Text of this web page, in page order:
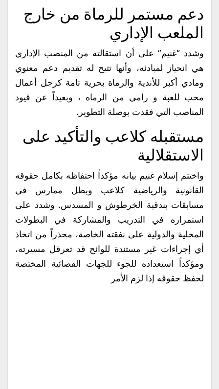
​دعم مستمر للرماة من خارج
الملعب الإداري
وشدد “غنيم” على أن استقالته من المنصب الإداري
هي انحياز لمبادئه، وأنها تتيح له تقديم دعم معنوي
ومادي أكبر للأندية والرماة بحرية تامة كرجل أعمال
محب للعبة و رامي من الرماه ، وبعيداً عن قيود
المناصب التي فقدت بوصلة التطوير.
​مستقبله كلاعب والتأكيد على
الاستقلالية
واختتم إسلام غنيم بيانه مؤكداً احتفاظه بكامل حقوقه
القانونية والرياضية كلاعب وبطل ممارس في
مسابقات بندقية الخرطوش و المسدس. وشدد على
استمراره في التدريب والمشاركة في البطولات
المحلية والدولية على نفقته الخاصة، محذراً من اتخاذ
أي إجراءات غير مستندة للوائح قد تعرقل مسيرته،
ومؤكداً استعداده للجوء للجهات القضائية المختصة
لحفظ حقوقه إذا لزم الأمر